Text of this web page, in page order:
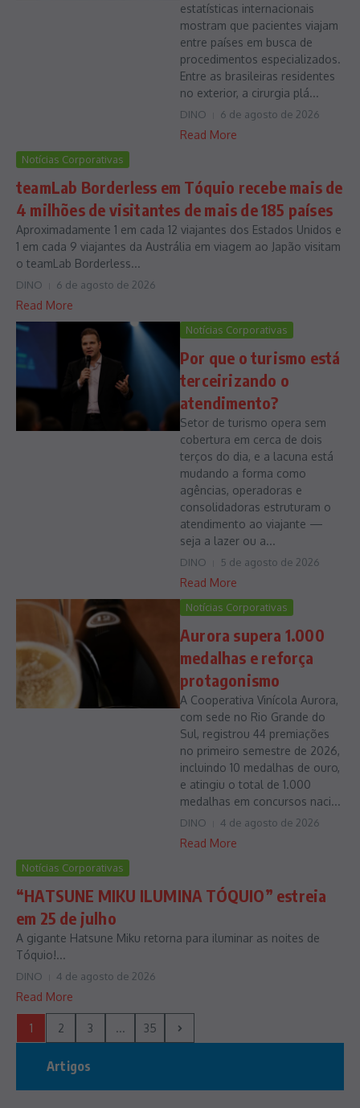
estatísticas internacionais
mostram que pacientes viajam
entre países em busca de
procedimentos especializados.
Entre as brasileiras residentes
no exterior, a cirurgia plá...
DINO 6 de agosto de 2026
Read More
Notícias Corporativas
teamLab Borderless em Tóquio recebe mais de
4 milhões de visitantes de mais de 185 países
Aproximadamente 1 em cada 12 viajantes dos Estados Unidos e
1 em cada 9 viajantes da Austrália em viagem ao Japão visitam
o teamLab Borderless...
DINO 6 de agosto de 2026
Read More
Notícias Corporativas
Por que o turismo está
terceirizando o
atendimento?
Setor de turismo opera sem
cobertura em cerca de dois
terços do dia, e a lacuna está
mudando a forma como
agências, operadoras e
consolidadoras estruturam o
atendimento ao viajante —
seja a lazer ou a...
DINO 5 de agosto de 2026
Read More
Notícias Corporativas
Aurora supera 1.000
medalhas e reforça
protagonismo
A Cooperativa Vinícola Aurora,
com sede no Rio Grande do
Sul, registrou 44 premiações
no primeiro semestre de 2026,
incluindo 10 medalhas de ouro,
e atingiu o total de 1.000
medalhas em concursos naci...
DINO 4 de agosto de 2026
Read More
Notícias Corporativas
“HATSUNE MIKU ILUMINA TÓQUIO” estreia
em 25 de julho
A gigante Hatsune Miku retorna para iluminar as noites de
Tóquio!...
DINO 4 de agosto de 2026
Read More
1 2 3 ... 35
Artigos